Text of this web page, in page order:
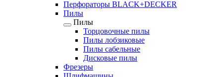
Перфораторы BLACK+DECKER
Пилы
Пилы
Торцовочные пилы
Пилы лобзиковые
Пилы сабельные
Дисковые пилы
Фрезеры